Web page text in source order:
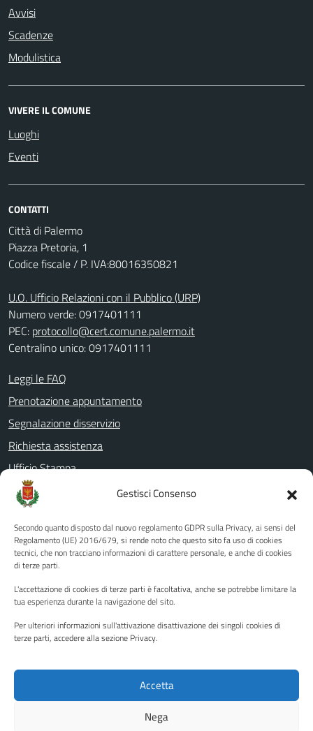
Gestisci Consenso
Secondo quanto disposto dal nuovo regolamento GDPR sulla Privacy, ai sensi del
Regolamento (UE) 2016/679, si rende noto che questo sito fa uso di cookies
tecnici, che non tracciano informazioni di carattere personale, e anche di cookies
di terze parti.
L'accettazione di cookies di terze parti è facoltativa, anche se potrebbe limitare la
tua esperienza durante la navigazione del sito.
Per ulteriori informazioni sull'attivazione disattivazione dei singoli cookies di
terze parti, accedere alla sezione Privacy.
Accetta
Nega
Avvisi
Scadenze
Modulistica
VIVERE IL COMUNE
Luoghi
Eventi
CONTATTI
Città di Palermo
Piazza Pretoria, 1
Codice fiscale / P. IVA:80016350821
U.O. Ufficio Relazioni con il Pubblico (URP)
Numero verde: 0917401111
PEC: protocollo@cert.comune.palermo.it
Centralino unico: 0917401111
Leggi le FAQ
Prenotazione appuntamento
Segnalazione disservizio
Richiesta assistenza
Ufficio Stampa
Amministrazione Trasparente
Albo pretorio
Informativa privacy
Note legali
Piano di miglioramento del sito
Instagram